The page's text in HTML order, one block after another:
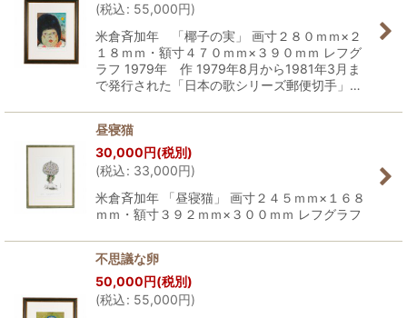
(税込: 55,000円)
米倉斉加年 「椰子の実」 画寸２８０ｍｍ×２
１８ｍｍ・額寸４７０ｍｍ×３９０ｍｍ レフグ
ラフ 1979年 作 1979年8月から1981年3月ま
で発行された「日本の歌シリーズ郵便切手」…
昼寝猫
30,000円(税別)
(税込: 33,000円)
米倉斉加年 「昼寝猫」 画寸２４５ｍｍ×１６８
ｍｍ・額寸３９２ｍｍ×３００ｍｍ レフグラフ
不思議な卵
50,000円(税別)
(税込: 55,000円)